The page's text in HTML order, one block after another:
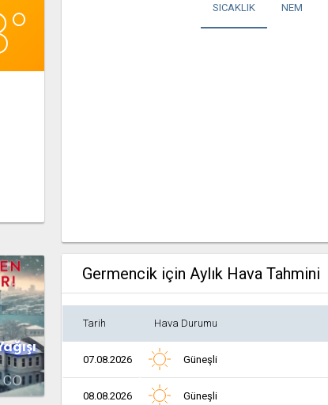
SICAKLIK NEM
Germencik için Aylık Hava Tahmini
Tarih Hava Durumu
07.08.2026 Güneşli
08.08.2026 Güneşli